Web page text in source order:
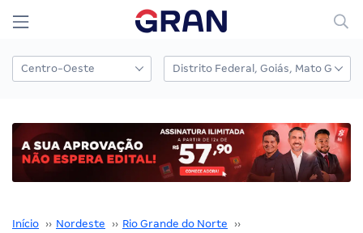
Início ›› Nordeste ›› Rio Grande do Norte ››